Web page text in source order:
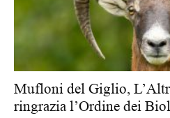
Mufloni del Giglio,
ringrazia l’Ordine dei